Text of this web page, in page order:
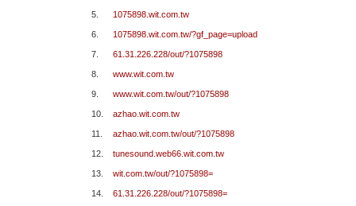
5. 1075898.wit.com.tw
6. 1075898.wit.com.tw/?gf_page=upload
7. 61.31.226.228/out/?1075898
8. www.wit.com.tw
9. www.wit.com.tw/out/?1075898
10. azhao.wit.com.tw
11. azhao.wit.com.tw/out/?1075898
12. tunesound.web66.wit.com.tw
13. wit.com.tw/out/?1075898=
14. 61.31.226.228/out/?1075898=